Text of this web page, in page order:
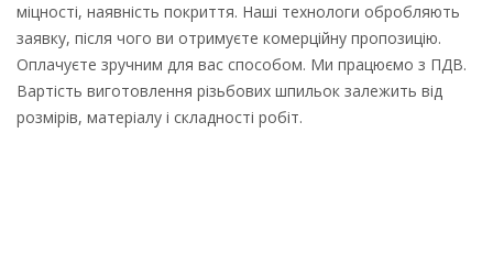
міцності, наявність покриття. Наші технологи обробляють
заявку, після чого ви отримуєте комерційну пропозицію.
Оплачуєте зручним для вас способом. Ми працюємо з ПДВ.
Вартість виготовлення різьбових шпильок залежить від
розмірів, матеріалу і складності робіт.